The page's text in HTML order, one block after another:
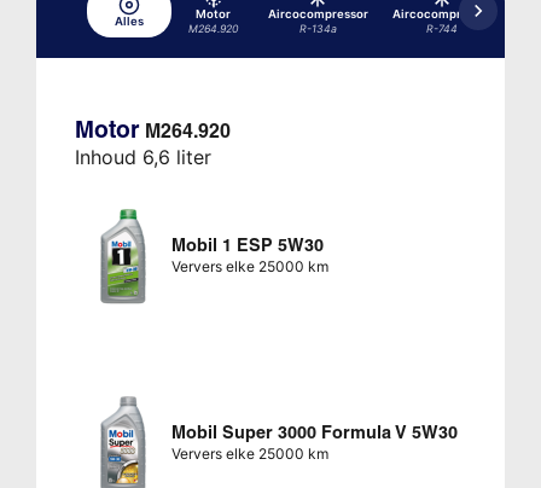
Alles
Motor
M264.920
Aircocompressor
R-134a
Aircocompressor
R-744
Motor M264.920
Inhoud 6,6 liter
Mobil 1 ESP 5W30
Ververs elke 25000 km
Mobil Super 3000 Formula V 5W30
Ververs elke 25000 km